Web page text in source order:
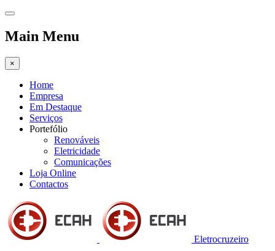
Main Menu
×
Home
Empresa
Em Destaque
Serviços
Portefólio
Renováveis
Eletricidade
Comunicações
Loja Online
Contactos
Eletrocruzeiro